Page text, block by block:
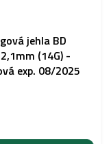
jehla BD
(14G) -
exp. 08/2025